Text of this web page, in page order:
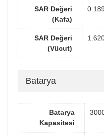
SAR Değeri
(Kafa)
SAR Değeri
(Vücut)
Batarya
Batarya
Kapasitesi